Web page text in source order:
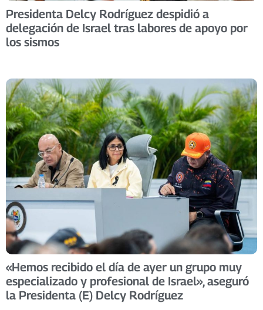
Presidenta Delcy Rodríguez despidió a
delegación de Israel tras labores de apoyo por
los sismos
«Hemos recibido el día de ayer un grupo muy
especializado y profesional de Israel», aseguró
la Presidenta (E) Delcy Rodríguez